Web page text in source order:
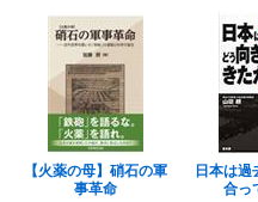
【火薬の母】硝石の軍
事革命
日本は過
合っ